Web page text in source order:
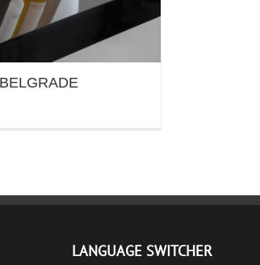
LANGUAGE SWITCHER